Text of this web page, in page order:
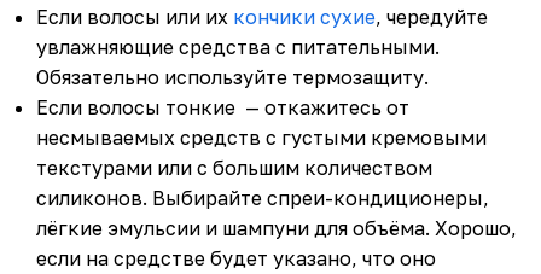
Если волосы или их кончики сухие, чередуйте
увлажняющие средства с питательными.
Обязательно используйте термозащиту.
Если волосы тонкие — откажитесь от
несмываемых средств с густыми кремовыми
текстурами или с большим количеством
силиконов. Выбирайте спреи-кондиционеры,
лёгкие эмульсии и шампуни для объёма. Хорошо,
если на средстве будет указано, что оно